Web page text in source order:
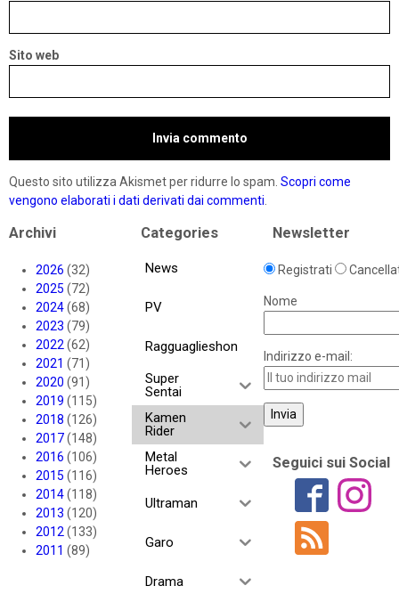
Sito web
Questo sito utilizza Akismet per ridurre lo spam. Scopri come
vengono elaborati i dati derivati dai commenti.
Archivi
2026 (32)
2025 (72)
2024(68)
2023 (79)
2022(62)
2021 (71)
2020 (91)
2019 (115)
2018 (126)
2017(148)
2016 (106)
2015 (116)
2014(118)
2013 (120)
2012(133)
2011 (89)
Categories
News
PV
Ragguaglieshon
Super
Sentai
Kamen
Rider
Metal
Heroes
Ultraman
Garo
Drama
Newsletter
Registrati
Nome
Indirizzo e-mail:
Seguici sui Social